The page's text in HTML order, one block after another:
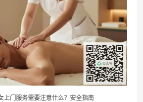
上门服务需要注意什么？安全指南